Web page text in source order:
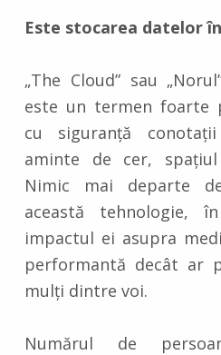
Este stocarea datelor
„The Cloud” sau
este un termen foarte
cu siguranță
aminte de cer,
Nimic mai departe
această tehnologie,
impactul ei asupra
performantă decât ar
mulți dintre voi.
Numărul de